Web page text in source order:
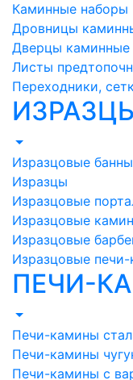
Каминные наборы
Дровницы
Дверцы каминные
Листы
Переходники,
Изразцовые
Изразцы
Изразцовые
Изразцовые
Изразцовые
Изразцовые
ПЕЧИ-
Печи-камины
Печи-камины
Печи-камины с